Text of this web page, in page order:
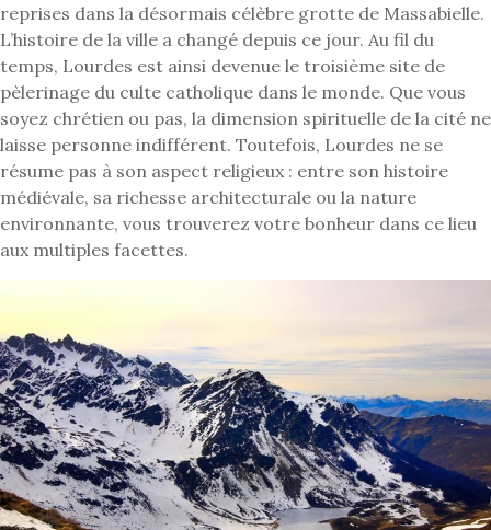
reprises dans la désormais célèbre grotte de Massabielle.
L’histoire de la ville a changé depuis ce jour. Au fil du
temps, Lourdes est ainsi devenue le troisième site de
pèlerinage du culte catholique dans le monde. Que vous
soyez chrétien ou pas, la dimension spirituelle de la cité ne
laisse personne indifférent. Toutefois, Lourdes ne se
résume pas à son aspect religieux : entre son histoire
médiévale, sa richesse architecturale ou la nature
environnante, vous trouverez votre bonheur dans ce lieu
aux multiples facettes.